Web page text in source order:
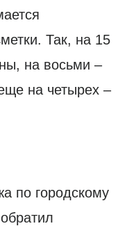
Так, на 15
на восьми –
на четырех –
по городскому